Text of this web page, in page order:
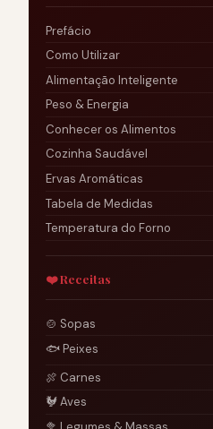
Prefácio
Como Utilizar
Alimentação Inteligente
Peso & Energia
Conhecer os Alimentos
Cozinha Saudável
Ervas Aromáticas
Tabela de Medidas
Temperatura do Forno
❤️ Receitas
🍲 Sopas
🐟 Peixes
🍖 Carnes
🐓 Aves